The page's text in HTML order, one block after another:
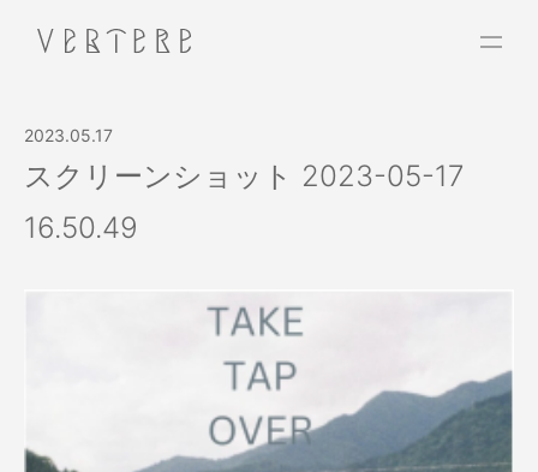
2023.05.17
スクリーンショット 2023-05-17
16.50.49